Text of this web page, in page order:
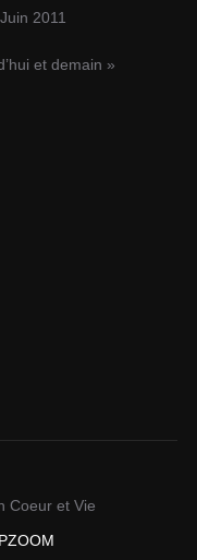
2011
et demain »
Coeur et Vie